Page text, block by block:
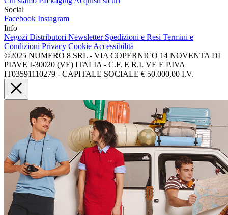
Social
Facebook Instagram
Info
Negozi Distributori Newsletter Spedizioni e Resi Termini e
Condizioni Privacy Cookie Accessibilità
©2025 NUMERO 8 SRL - VIA COPERNICO 14 NOVENTA DI
PIAVE I-30020 (VE) ITALIA - C.F. E R.I. VE E P.IVA
IT03591110279 - CAPITALE SOCIALE € 50.000,00 I.V.